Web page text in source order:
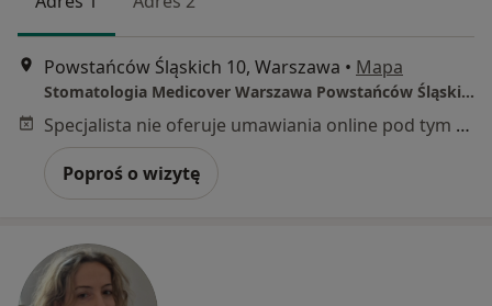
Powstańców Śląskich 10, Warszawa • Mapa
Stomatologia Medicover Warszawa Powstańców Śląskich
Specjalista nie oferuje umawiania online pod tym adresem.
Poproś o wizytę